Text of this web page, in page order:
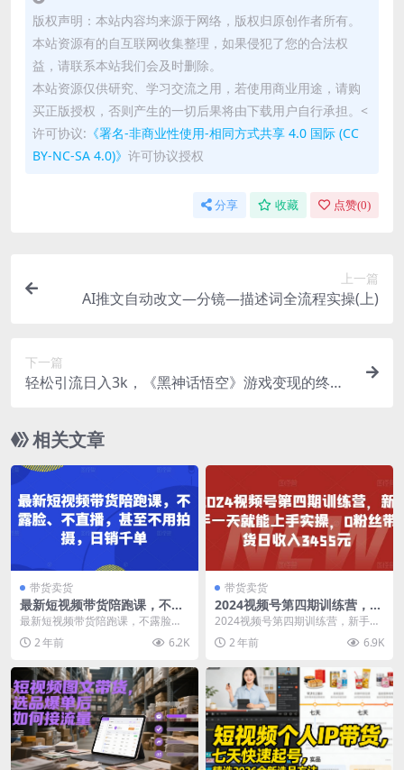
版权声明：本站内容均来源于网络，版权归原创作者所有。
本站资源有的自互联网收集整理，如果侵犯了您的合法权
益，请联系本站我们会及时删除。
本站资源仅供研究、学习交流之用，若使用商业用途，请购
买正版授权，否则产生的一切后果将由下载用户自行承担。<
许可协议: 《署名-非商业性使用-相同方式共享 4.0 国际 (CC
BY-NC-SA 4.0)》 许可协议授权
分享 收藏 点赞(0)
上一篇
AI推文自动改文—分镜—描述词全流程实操(上)
下一篇
轻松引流日入3k，《黑神话悟空》游戏变现的终极
相关文章
带货卖货
最新短视频带货陪跑课，不露
脸、不直播，甚至不用拍摄，
最新短视频带货陪跑课，不露脸、
不直播，甚至不用拍摄，日销千单
课程内容： ├──...
2 年前 6.2K
带货卖货
2024视频号第四期训练营，新
手一天就能上手实操，0粉丝
2024视频号第四期训练营，新手一
天就能上手实操，0粉丝带货日收入
3455元 视...
2 年前 6.9K